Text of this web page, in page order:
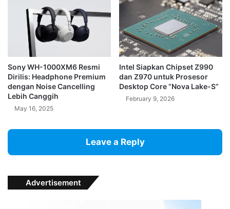
Sony WH-1000XM6 Resmi
Dirilis: Headphone Premium
dengan Noise Cancelling
Lebih Canggih
May 16, 2025
Intel Siapkan Chipset Z990
dan Z970 untuk Prosesor
Desktop Core “Nova Lake-S”
February 9, 2026
Leave a Reply
Advertisement